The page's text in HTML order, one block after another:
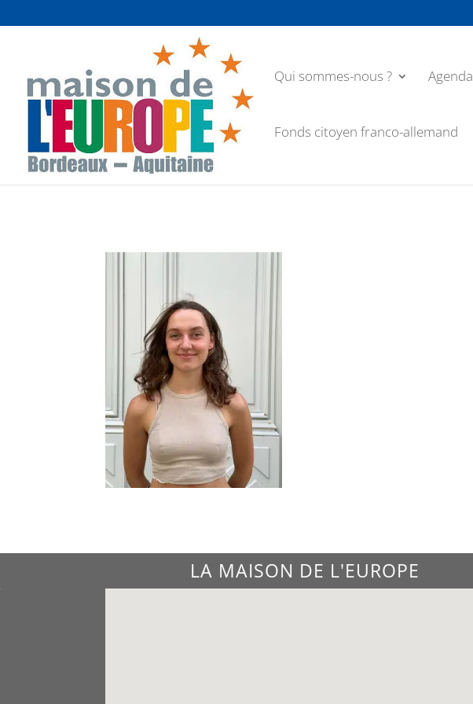
Qui sommes-nous ? Agenda
Fonds citoyen franco-allemand
LA MAISON DE L'EUROPE